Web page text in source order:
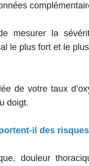
mesurer la
le plus fort et le
de votre taux
doigt.
il des
douleur